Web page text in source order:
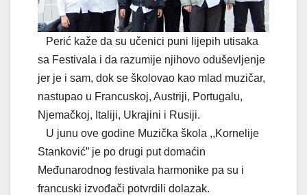
Perić kaže da su učenici puni lijepih utisaka
sa Festivala i da razumije njihovo oduševljenje
jer je i sam, dok se školovao kao mlad muzičar,
nastupao u Francuskoj, Austriji, Portugalu,
Njemačkoj, Italiji, Ukrajini i Rusiji.
U junu ove godine Muzička škola ,,Kornelije
Stanković” je po drugi put domaćin
Međunarodnog festivala harmonike pa su i
francuski izvođači potvrdili dolazak.